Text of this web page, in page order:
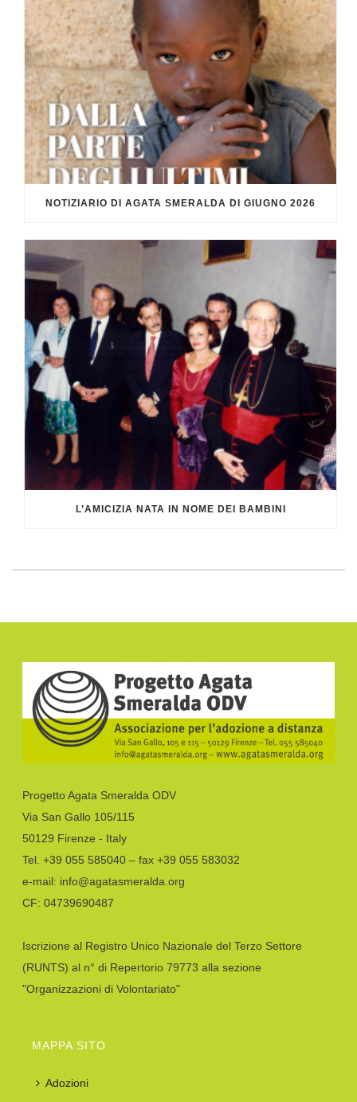
NOTIZIARIO DI AGATA SMERALDA DI GIUGNO 2026
L’AMICIZIA NATA IN NOME DEI BAMBINI
Progetto Agata Smeralda ODV
Via San Gallo 105/115
50129 Firenze - Italy
Tel. +39 055 585040 – fax +39 055 583032
e-mail: info@agatasmeralda.org
CF: 04739690487
Iscrizione al Registro Unico Nazionale del Terzo Settore
(RUNTS) al n° di Repertorio 79773 alla sezione
"Organizzazioni di Volontariato"
MAPPA SITO
Adozioni